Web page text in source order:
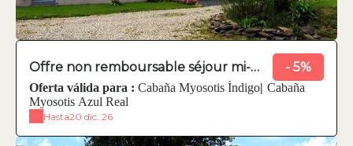
Offre non remboursable séjour mi-
semaine
- 5%
Oferta válida para : Cabaña Myosotis Índigo| Cabaña
Myosotis Azul Real
Hasta20 dic. 26